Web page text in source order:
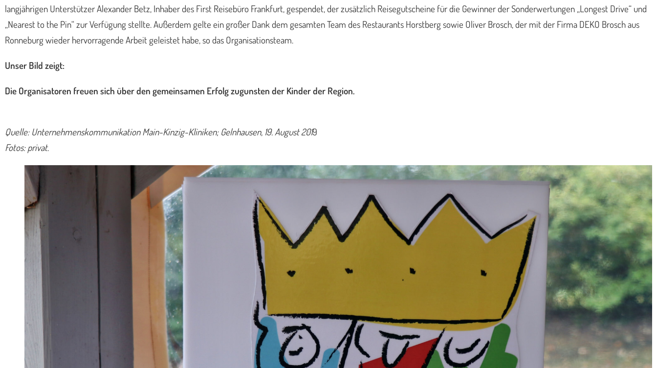
langjährigen Unterstützer Alexander Betz, Inhaber des First Reisebüro Frankfurt, gespendet, der zusätzlich Reisegutscheine für die Gewinner der Sonderwertungen „Longest Drive“ und
„Nearest to the Pin“ zur Verfügung stellte. Außerdem gelte ein großer Dank dem gesamten Team des Restaurants Horstberg sowie Oliver Brosch, der mit der Firma DEKO Brosch aus
Ronneburg wieder hervorragende Arbeit geleistet habe, so das Organisationsteam.
Unser Bild zeigt:
Die Organisatoren freuen sich über den gemeinsamen Erfolg zugunsten der Kinder der Region.
Quelle: Unternehmenskommunikation Main-Kinzig-Kliniken; Gelnhausen, 19. August 2019
Fotos: privat.